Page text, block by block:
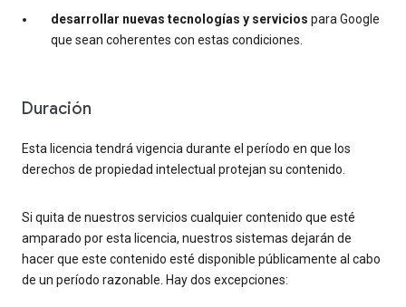
desarrollar nuevas tecnologías y servicios para Google
que sean coherentes con estas condiciones.
Duración
Esta licencia tendrá vigencia durante el período en que los
derechos de propiedad intelectual protejan su contenido.
Si quita de nuestros servicios cualquier contenido que esté
amparado por esta licencia, nuestros sistemas dejarán de
hacer que este contenido esté disponible públicamente al cabo
de un período razonable. Hay dos excepciones: